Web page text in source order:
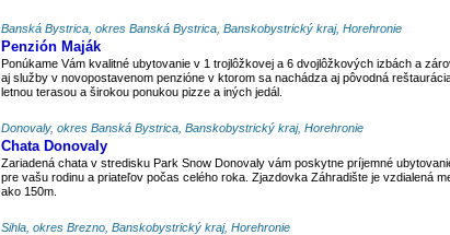
Banská Bystrica, okres Banská Bystrica, Banskobystrický kraj, Horehronie
Penzión Maják
Ponúkame Vám kvalitné ubytovanie v 1 trojlôžkovej a 6 dvojlôžkových izbách a
aj služby v novopostavenom penzióne v ktorom sa nachádza aj pôvodná
letnou terasou a širokou ponukou pizze a iných jedál.
Donovaly, okres Banská Bystrica, Banskobystrický kraj, Horehronie
Chata Donovaly
Zariadená chata v stredisku Park Snow Donovaly vám poskytne príjemné
pre vašu rodinu a priateľov počas celého roka. Zjazdovka Záhradište je vzdialená
ako 150m.
Sihla, okres Brezno, Banskobystrický kraj, Horehronie